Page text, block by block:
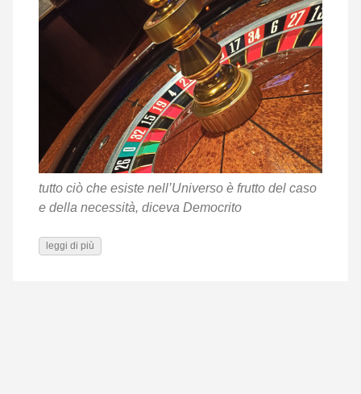
tutto ciò che esiste nell’Universo è frutto del caso
e della necessità, diceva Democrito
leggi di più